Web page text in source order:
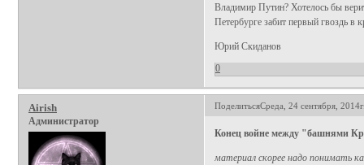
Владимир Путин? Хотелось бы
Петербурге забит первый гвоздь в
Юрий Скиданов
0
ПоделитьсяСреда, 24 сентября,
Airish
Администратор
Конец войне между "башнями
материал скорее надо понимать